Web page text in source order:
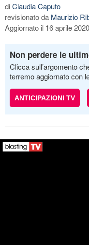
diClaudia Caputo
revisionato da Maurizio
Aggiornato il 16 aprile
Non perdere le
Clicca sull’argomento
terremo aggiornato con
ANTICIPAZIONI TV